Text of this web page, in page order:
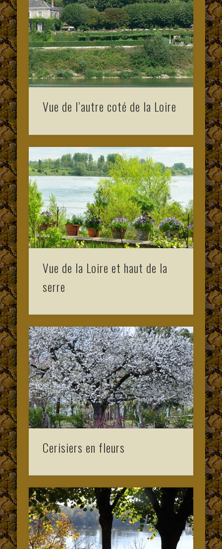
Vue de l’autre coté de la Loire
Vue de la Loire et haut de la
serre
Cerisiers en fleurs